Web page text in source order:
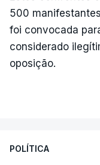
500
foi convocada
considerado
oposição.
POLÍTICA